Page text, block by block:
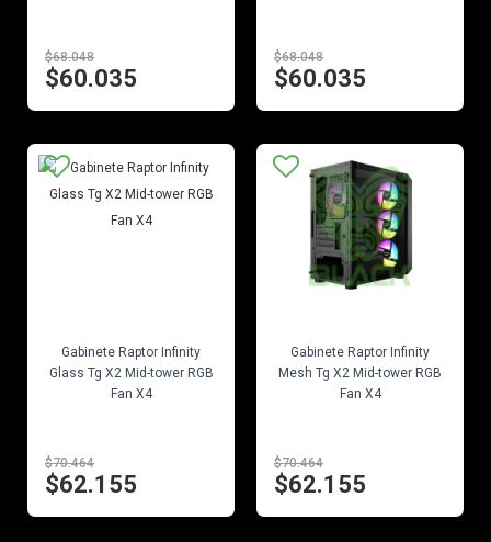
$68.048
$60.035
$68.048
$60.035
Gabinete Raptor Infinity
Glass Tg X2 Mid-tower RGB
Fan X4
$70.464
$62.155
Gabinete Raptor Infinity
Mesh Tg X2 Mid-tower RGB
Fan X4
$70.464
$62.155